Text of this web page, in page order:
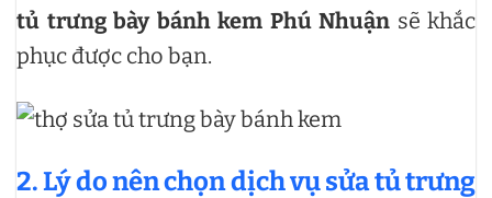
tủ trưng bày bánh kem Phú Nhuận sẽ khắc
phục được cho bạn.
2. Lý do nên chọn dịch vụ sửa tủ trưng